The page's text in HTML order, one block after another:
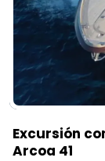
Excursión
Arcoa 41